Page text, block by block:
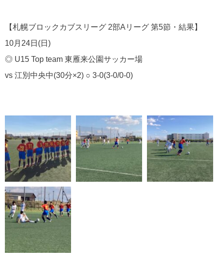
【札幌ブロックカブスリーグ 2部Aリーグ 第5節・結果】
10月24日(日)
◎ U15 Top team 東雁来公園サッカー場
vs 江別中央中(30分×2) ○ 3-0(3-0/0-0)